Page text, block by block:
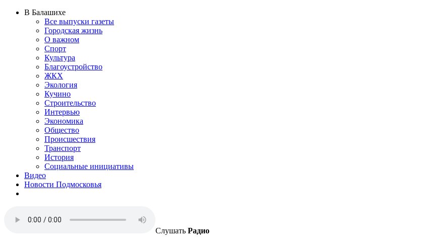
В Балашихе
Все выпуски газеты
Городская жизнь
О важном
Спорт
Культура
Благоустройство
ЖКХ
Экология
Кучино
Строительство
Интервью
Экономика
Общество
Происшествия
Транспорт
История
Социальные инициативы
Видео
Новости Подмосковья
Слушать Радио